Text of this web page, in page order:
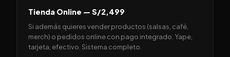
Tienda Online — S/2,499
Si además quieres vender productos (salsas, café,
merch) o pedidos online con pago integrado. Yape,
tarjeta, efectivo. Sistema completo.